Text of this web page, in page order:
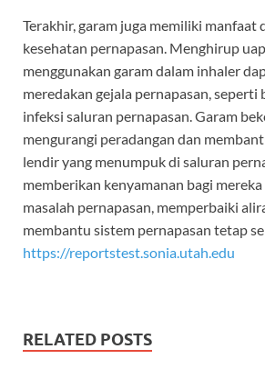
Terakhir, garam juga memiliki manfaat
kesehatan pernapasan. Menghirup
menggunakan garam dalam inhaler
meredakan gejala pernapasan, seperti
infeksi saluran pernapasan. Garam
mengurangi peradangan dan
lendir yang menumpuk di saluran
memberikan kenyamanan bagi
masalah pernapasan, memperbaiki
membantu sistem pernapasan tetap
https://reportstest.sonia.utah.edu
RELATED POSTS